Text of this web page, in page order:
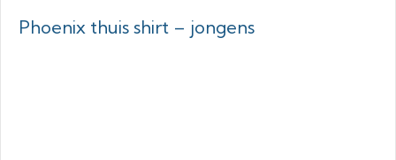
Phoenix thuis shirt – jongens